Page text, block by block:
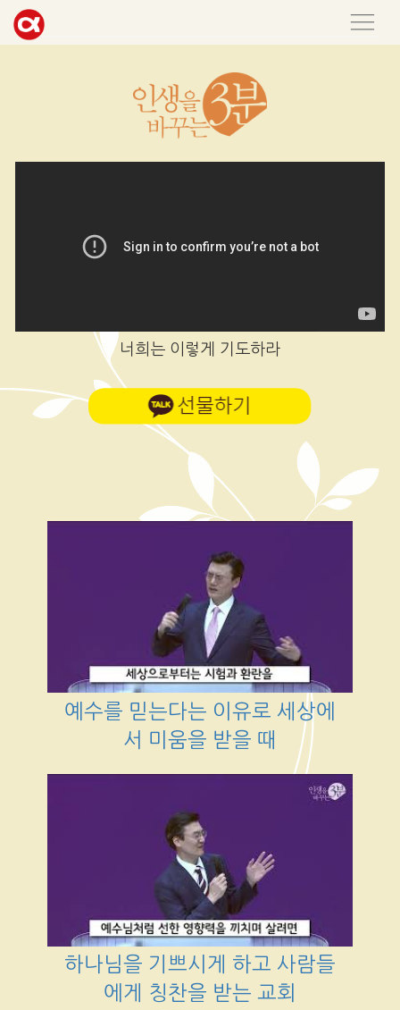
너희는 이렇게 기도하라
예수를 믿는다는 이유로 세상에
서 미움을 받을 때
하나님을 기쁘시게 하고 사람들
에게 칭찬을 받는 교회